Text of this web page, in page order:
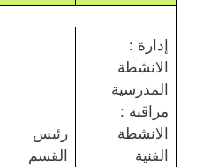
إدارة :
الانشطة
المدرسية
مراقبة :
الانشطة
الفنية
رئيس
القسم